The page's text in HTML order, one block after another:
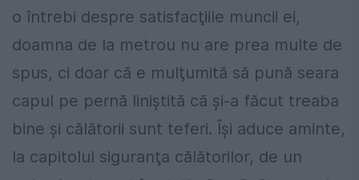
o întrebi despre satisfacţiile muncii ei,
doamna de la metrou nu are prea multe de
spus, ci doar că e mulţumită să pună seara
capul pe pernă liniştită că şi-a făcut treaba
bine şi călătorii sunt teferi. Îşi aduce aminte,
la capitolul siguranţa călătorilor, de un